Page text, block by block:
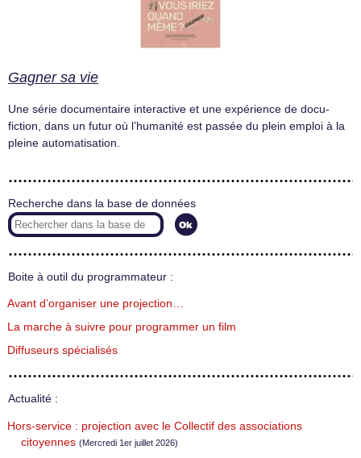
Gagner sa vie
Une série documentaire interactive et une expérience de docu-
fiction, dans un futur où l’humanité est passée du plein emploi à la
pleine automatisation.
Recherche dans la base de données
Boite à outil du programmateur :
Avant d’organiser une projection…
La marche à suivre pour programmer un film
Diffuseurs spécialisés
Actualité :
Hors-service : projection avec le Collectif des associations
citoyennes (Mercredi 1er juillet 2026)